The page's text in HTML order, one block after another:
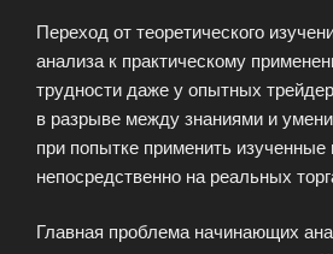
Переход от теоретического
анализа к практическому
трудности даже у опытных
в разрыве между знаниями и
при попытке применить
непосредственно на реальных
Главная проблема начинающих